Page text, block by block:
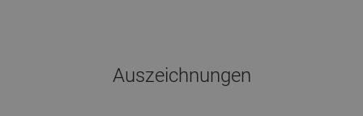
Auszeichnungen